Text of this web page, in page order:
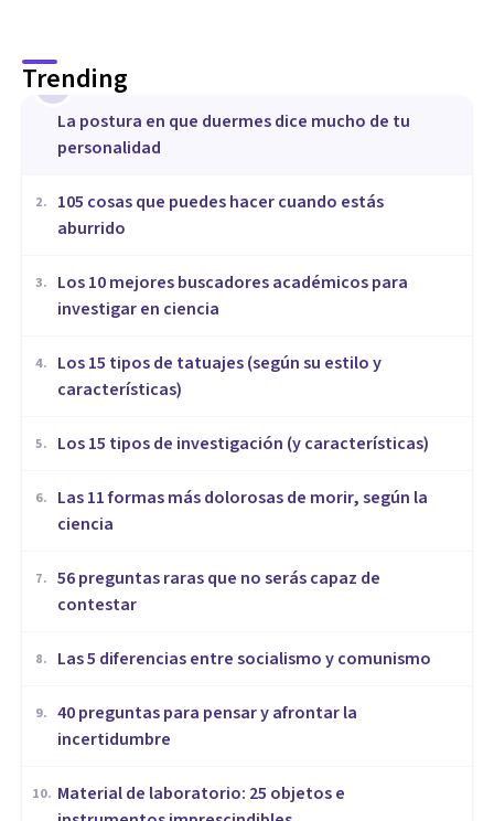
Trending
1
La postura en que duermes dice mucho de tu
personalidad
2.
105 cosas que puedes hacer cuando estás
aburrido
3.
Los 10 mejores buscadores académicos para
investigar en ciencia
4.
Los 15 tipos de tatuajes (según su estilo y
características)
5. Los 15 tipos de investigación (y características)
6.
Las 11 formas más dolorosas de morir, según la
ciencia
7. 56 preguntas raras que no serás capaz de
contestar
8. Las 5 diferencias entre socialismo y comunismo
9. 40 preguntas para pensar y afrontar la
incertidumbre
10. Material de laboratorio: 25 objetos e